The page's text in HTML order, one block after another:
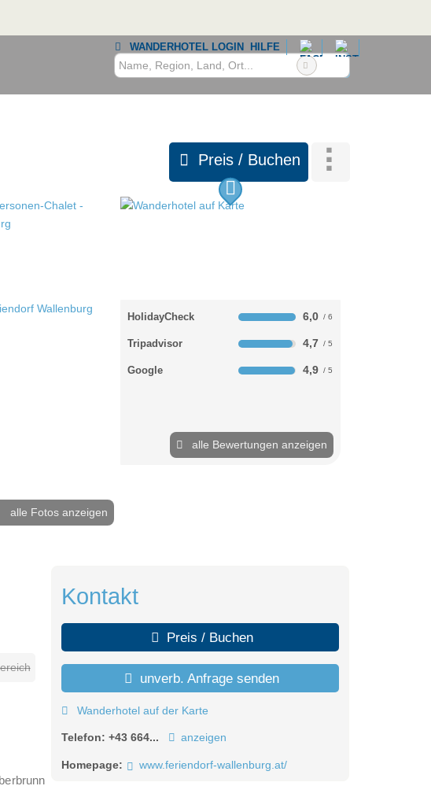
WANDERHOTEL LOGIN HILFE
Preis / Buchen
alle Fotos anzeigen
HolidayCheck 6,0
Tripadvisor 4,7
Google 4,9
alle Bewertungen anzeigen
Kontakt
Preis / Buchen
unverb. Anfrage senden
Wanderhotel auf der Karte
Telefon:+43 664... anzeigen
Homepage: www.feriendorf-wallenburg.at/